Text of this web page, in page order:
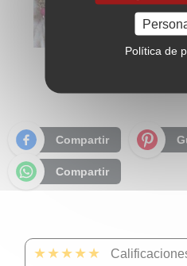
Compartir
Compartir
★★★★★
Política de